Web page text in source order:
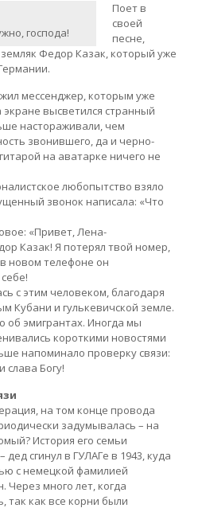
господа!
Поет в
своей
песне,
Федор Казак, который уже
мессенджер, которым уже
высветился странный
настораживали, чем
звонившего, да и черно-
на аватарке ничего не
любопытство взяло
звонок написала: «Что
«Привет, Лена-
Казак! Я потерял твой номер,
новом телефоне он
с этим человеком, благодаря
Кубани и гулькевичской земле.
об эмигрантах. Иногда мы
короткими новостями
напоминало проверку связи:
слава Богу!
на том конце провода
задумывалась – на
История его семьи
дед сгинул в ГУЛАГе в 1943, куда
с немецкой фамилией
Через много лет, когда
так как все корни были